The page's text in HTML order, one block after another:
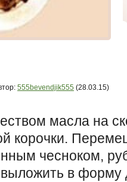
555bevendjik555 (28.03.15)
масла на
корочки.
чесноком,
в форму